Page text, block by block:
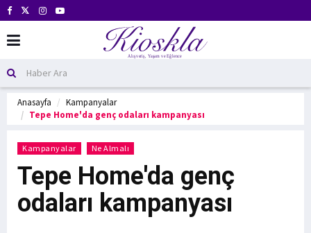
Anasayfa
Kampanyalar
Tepe Home'da genç odaları kampanyası
Kampanyalar Ne Almalı
Tepe Home'da genç
odaları kampanyası